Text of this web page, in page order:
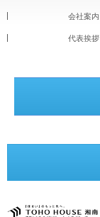
会社案内
代表挨拶